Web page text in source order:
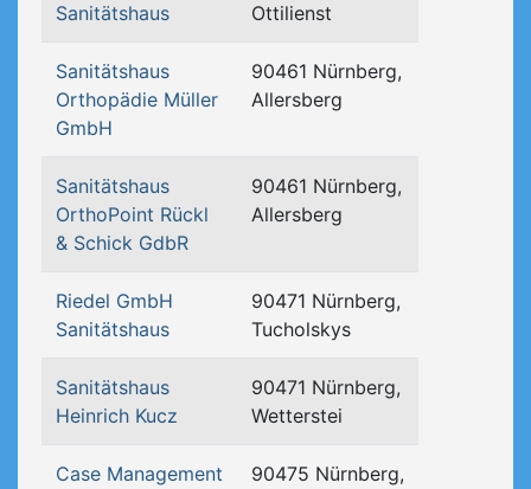
Sanitätshaus
Ottilienst
Sanitätshaus
Orthopädie Müller
GmbH
90461 Nürnberg,
Allersberg
Sanitätshaus
OrthoPoint Rückl
& Schick GdbR
90461 Nürnberg,
Allersberg
Riedel GmbH
Sanitätshaus
90471 Nürnberg,
Tucholskys
Sanitätshaus
Heinrich Kucz
90471 Nürnberg,
Wetterstei
Case Management
90475 Nürnberg,